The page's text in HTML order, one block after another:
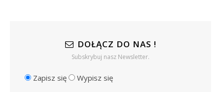
DOŁĄCZ DO NAS !
Subskrybuj nasz Newsletter.
Zapisz się Wypisz się